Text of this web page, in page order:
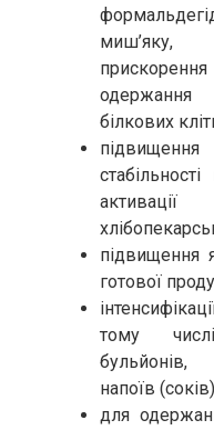
миш’яку,
одержання
білкових
підвищення
готової
тому
бульйонів,
напоїв
для